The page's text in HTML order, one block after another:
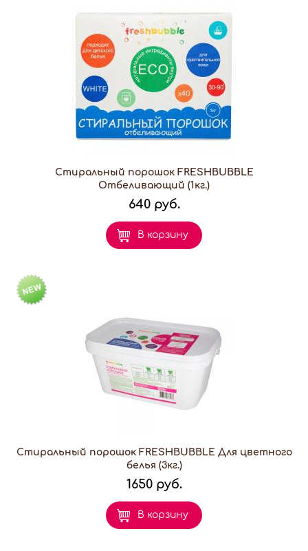
Стиральный порошок FRESHBUBBLE
Отбеливающий (1кг.)
640 руб.
В корзину
Стиральный порошок FRESHBUBBLE Для цветного
белья (3кг.)
1650 руб.
В корзину